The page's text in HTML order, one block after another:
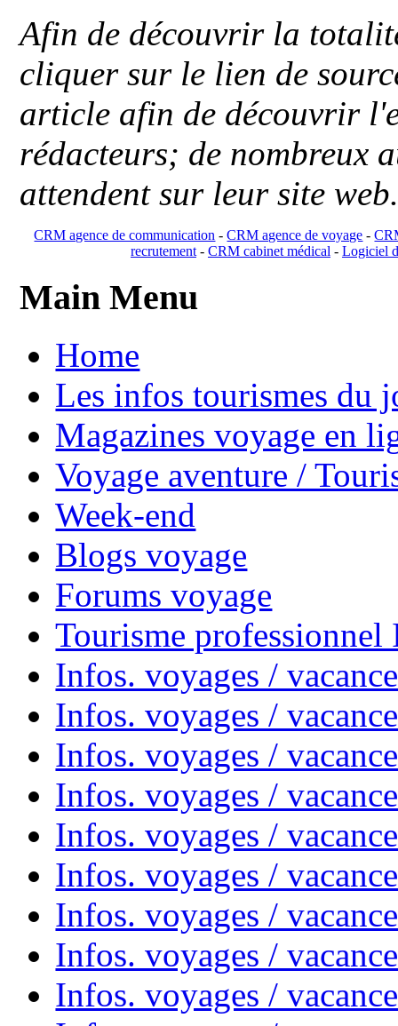
Afin de découvrir la
cliquer sur le lien de
article afin de découvrir
rédacteurs; de nombreux
attendent sur leur site
CRM agence de communication -CRM agence de voyage -
recrutement- CRM cabinet médical- Logiciel
Main Menu
Home
Les infos tourismes du
Magazines voyage en
Voyage aventure /
Week-end
Blogs voyage
Forums voyage
Tourisme
Infos. voyages /
Infos. voyages /
Infos. voyages /
Infos. voyages /
Infos. voyages /
Infos. voyages /
Infos. voyages /
Infos. voyages /
Infos. voyages /